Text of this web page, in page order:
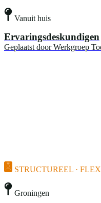
Vanuit huis
Ervaringsdeskundigen
Geplaatst door Werkgroep
STRUCTUREEL ·
Groningen